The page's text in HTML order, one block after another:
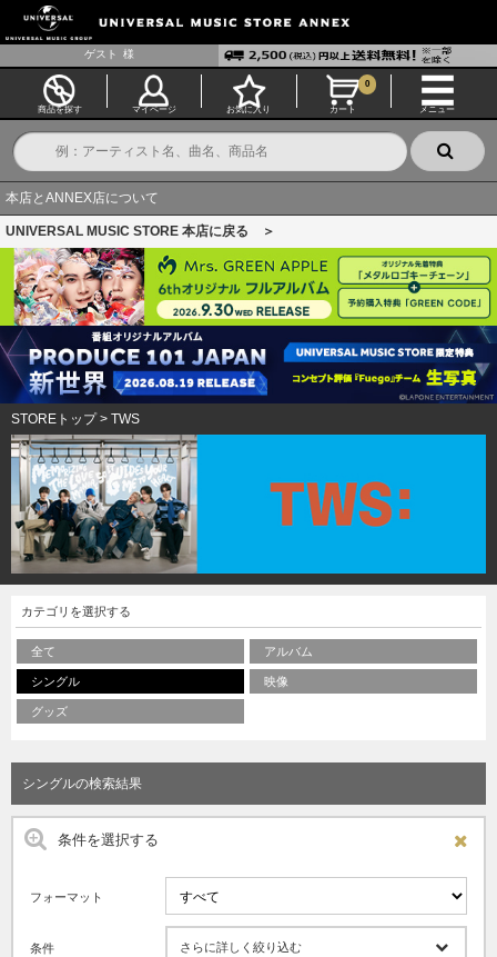
ゲスト 様
商品を探す マイページ お気に入り カート
0
メニュー
本店とANNEX店について
UNIVERSAL MUSIC STORE 本店に戻る ＞
STOREトップ> TWS
カテゴリを選択する
全て アルバム
シングル 映像
グッズ
シングルの検索結果
条件を選択する
フォーマット
条件 さらに詳しく絞り込む